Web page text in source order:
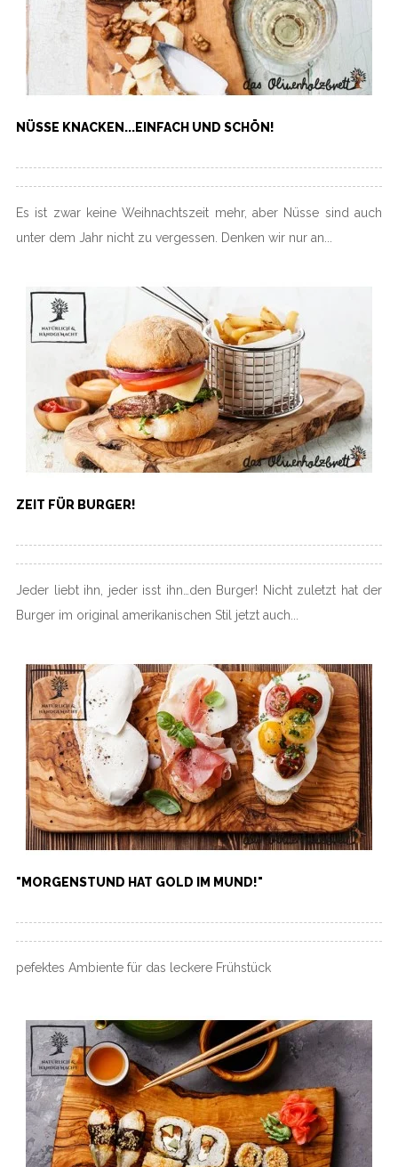
NÜSSE KNACKEN...EINFACH UND SCHÖN!
Es ist zwar keine Weihnachtszeit mehr, aber Nüsse sind auch
unter dem Jahr nicht zu vergessen. Denken wir nur an...
ZEIT FÜR BURGER!
Jeder liebt ihn, jeder isst ihn…den Burger! Nicht zuletzt hat der
Burger im original amerikanischen Stil jetzt auch...
"MORGENSTUND HAT GOLD IM MUND!"
pefektes Ambiente für das leckere Frühstück